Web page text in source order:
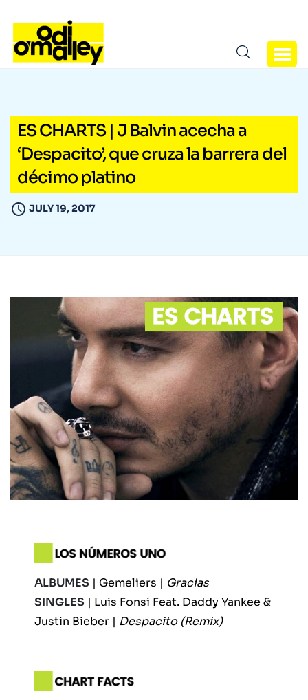
ES CHARTS | J Balvin acecha a
‘Despacito’, que cruza la barrera del
décimo platino
JULY 19, 2017
ALBUMES | Gemeliers | Gracias
SINGLES | Luis Fonsi Feat. Daddy Yankee &
Justin Bieber | Despacito (Remix)